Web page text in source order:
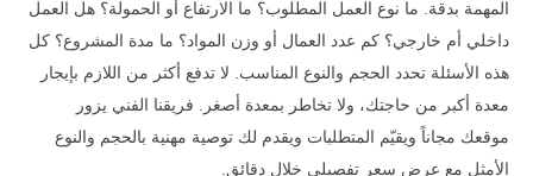
المهمة بدقة. ما نوع العمل المطلوب؟ ما الارتفاع أو الحمولة؟ هل العمل
داخلي أم خارجي؟ كم عدد العمال أو وزن المواد؟ ما مدة المشروع؟ كل
هذه الأسئلة تحدد الحجم والنوع المناسب. لا تدفع أكثر من اللازم بإيجار
معدة أكبر من حاجتك، ولا تخاطر بمعدة أصغر. فريقنا الفني يزور
موقعك مجاناً ويقيّم المتطلبات ويقدم لك توصية مهنية بالحجم والنوع
الأمثل مع عرض سعر تفصيلي خلال دقائق.